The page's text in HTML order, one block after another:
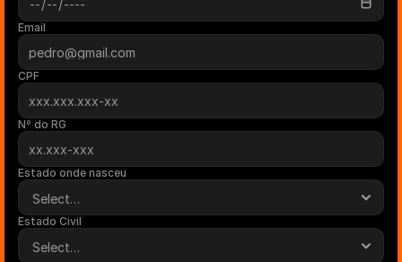
Email
CPF
Nº do RG
Estado onde nasceu
Estado Civil